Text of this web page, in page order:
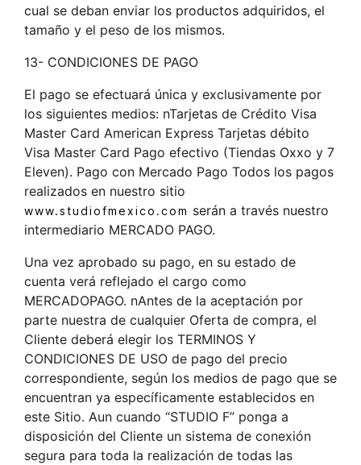
cual se deban enviar los productos adquiridos, el
tamaño y el peso de los mismos.
13- CONDICIONES DE PAGO
El pago se efectuará única y exclusivamente por
los siguientes medios: nTarjetas de Crédito Visa
Master Card American Express Tarjetas débito
Visa Master Card Pago efectivo (Tiendas Oxxo y 7
Eleven). Pago con Mercado Pago Todos los pagos
realizados en nuestro sitio
www.studiofmexico.com serán a través nuestro
intermediario MERCADO PAGO.
Una vez aprobado su pago, en su estado de
cuenta verá reflejado el cargo como
MERCADOPAGO. nAntes de la aceptación por
parte nuestra de cualquier Oferta de compra, el
Cliente deberá elegir los TERMINOS Y
CONDICIONES DE USO de pago del precio
correspondiente, según los medios de pago que se
encuentran ya específicamente establecidos en
este Sitio. Aun cuando “STUDIO F” ponga a
disposición del Cliente un sistema de conexión
segura para toda la realización de todas las